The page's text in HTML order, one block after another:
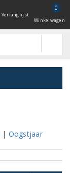
Verlanglijst
0
Winkelwagen
| Oogstjaar